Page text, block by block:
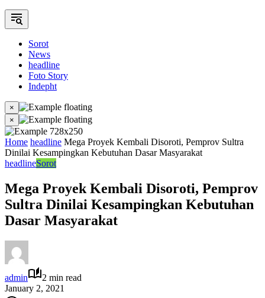
Sorot
News
headline
Foto Story
Indepht
×
×
Home headline Mega Proyek Kembali Disoroti, Pemprov Sultra
Dinilai Kesampingkan Kebutuhan Dasar Masyarakat
headlineSorot
Mega Proyek Kembali Disoroti, Pemprov
Sultra Dinilai Kesampingkan Kebutuhan
Dasar Masyarakat
admin
2 min read
January 2, 2021